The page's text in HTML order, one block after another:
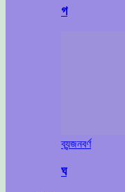
গ
ব্যন্জনবর্ণ
ঘ